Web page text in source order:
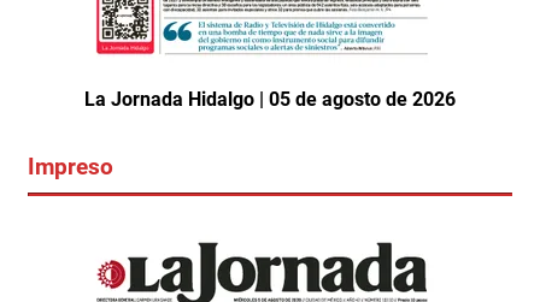
La Jornada Hidalgo | 05 de agosto de 2026
Impreso